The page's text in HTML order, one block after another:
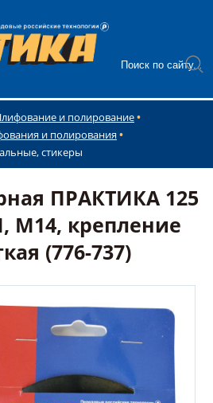
и полирование
и полирования
стикеры
ПРАКТИКА 125
крепление
(776-737)